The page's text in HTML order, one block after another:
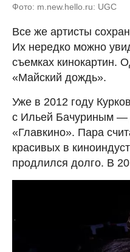
Фото: m.new.hello.ru: UGC
Все же артисты
Их нередко можно
съемках кинокартин.
«Майский дождь».
Уже в 2012 году
с Ильей Бачуриным —
«Главкино». Пара
красивых в
продлился долго. В